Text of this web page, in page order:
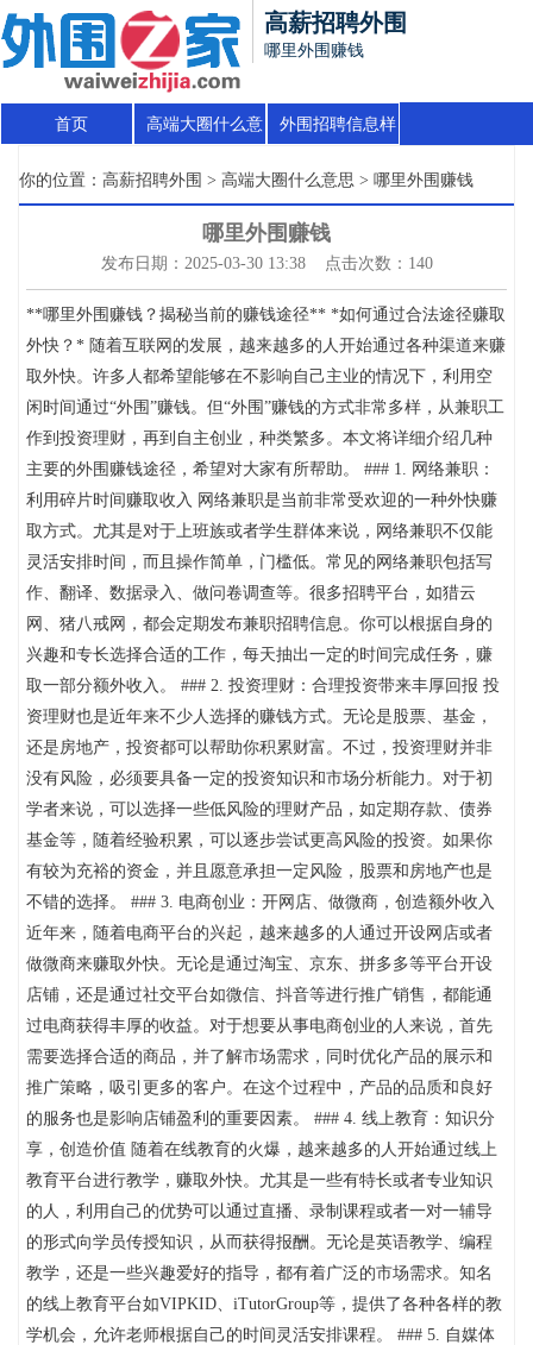
高薪招聘外围
哪里外围赚钱
首页 高端大圈什么意 外围招聘信息样
板
你的位置： 高薪招聘外围 > 高端大圈什么意思 > 哪里外围赚钱
哪里外围赚钱
发布日期：2025-03-30 13:38 点击次数：140
**哪里外围赚钱？揭秘当前的赚钱途径** *如何通过合法途径赚取
外快？* 随着互联网的发展，越来越多的人开始通过各种渠道来赚
取外快。许多人都希望能够在不影响自己主业的情况下，利用空
闲时间通过“外围”赚钱。但“外围”赚钱的方式非常多样，从兼职工
作到投资理财，再到自主创业，种类繁多。本文将详细介绍几种
主要的外围赚钱途径，希望对大家有所帮助。 ### 1. 网络兼职：
利用碎片时间赚取收入 网络兼职是当前非常受欢迎的一种外快赚
取方式。尤其是对于上班族或者学生群体来说，网络兼职不仅能
灵活安排时间，而且操作简单，门槛低。常见的网络兼职包括写
作、翻译、数据录入、做问卷调查等。很多招聘平台，如猎云
网、猪八戒网，都会定期发布兼职招聘信息。你可以根据自身的
兴趣和专长选择合适的工作，每天抽出一定的时间完成任务，赚
取一部分额外收入。 ### 2. 投资理财：合理投资带来丰厚回报 投
资理财也是近年来不少人选择的赚钱方式。无论是股票、基金，
还是房地产，投资都可以帮助你积累财富。不过，投资理财并非
没有风险，必须要具备一定的投资知识和市场分析能力。对于初
学者来说，可以选择一些低风险的理财产品，如定期存款、债券
基金等，随着经验积累，可以逐步尝试更高风险的投资。如果你
有较为充裕的资金，并且愿意承担一定风险，股票和房地产也是
不错的选择。 ### 3. 电商创业：开网店、做微商，创造额外收入
近年来，随着电商平台的兴起，越来越多的人通过开设网店或者
做微商来赚取外快。无论是通过淘宝、京东、拼多多等平台开设
店铺，还是通过社交平台如微信、抖音等进行推广销售，都能通
过电商获得丰厚的收益。对于想要从事电商创业的人来说，首先
需要选择合适的商品，并了解市场需求，同时优化产品的展示和
推广策略，吸引更多的客户。在这个过程中，产品的品质和良好
的服务也是影响店铺盈利的重要因素。 ### 4. 线上教育：知识分
享，创造价值 随着在线教育的火爆，越来越多的人开始通过线上
教育平台进行教学，赚取外快。尤其是一些有特长或者专业知识
的人，利用自己的优势可以通过直播、录制课程或者一对一辅导
的形式向学员传授知识，从而获得报酬。无论是英语教学、编程
教学，还是一些兴趣爱好的指导，都有着广泛的市场需求。知名
的线上教育平台如VIPKID、iTutorGroup等，提供了各种各样的教
学机会，允许老师根据自己的时间灵活安排课程。 ### 5. 自媒体